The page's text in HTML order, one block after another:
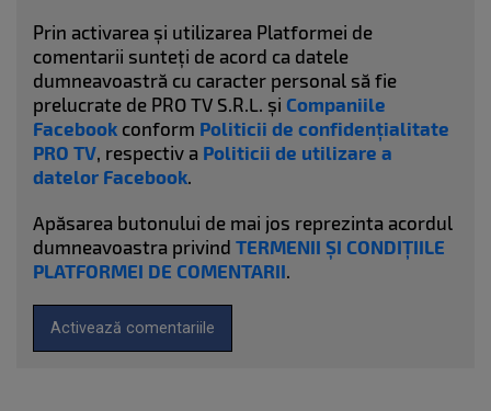
Prin activarea și utilizarea Platformei de
comentarii sunteți de acord ca datele
dumneavoastră cu caracter personal să fie
prelucrate de PRO TV S.R.L. și Companiile
Facebook conform Politicii de confidențialitate
PRO TV, respectiv a Politicii de utilizare a
datelor Facebook.
Apăsarea butonului de mai jos reprezinta acordul
dumneavoastra privind TERMENII ȘI CONDIȚIILE
PLATFORMEI DE COMENTARII.
Activează comentariile